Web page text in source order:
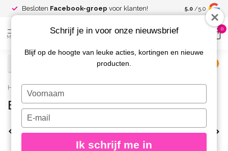
Besloten Facebook-groep voor klanten! Spaar voor
kortingen
5.0 /5.0
MENU
0
Home / Blog / productkennis
Blog: productkennis
Bekijk alles allergie Bacterie
Schrijf je in voor onze nieuwsbrief
Blijf op de hoogte van leuke acties, kortingen en nieuwe
producten.
Typ
je
naam
Typ
je
e-
Ik schrijf me in